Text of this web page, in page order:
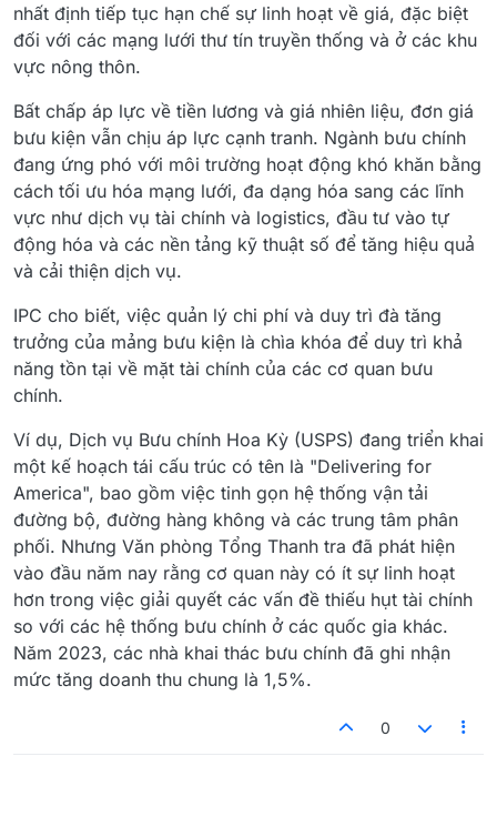
nhất định tiếp tục hạn chế sự linh hoạt về giá, đặc biệt
đối với các mạng lưới thư tín truyền thống và ở các khu
vực nông thôn.
Bất chấp áp lực về tiền lương và giá nhiên liệu, đơn giá
bưu kiện vẫn chịu áp lực cạnh tranh. Ngành bưu chính
đang ứng phó với môi trường hoạt động khó khăn bằng
cách tối ưu hóa mạng lưới, đa dạng hóa sang các lĩnh
vực như dịch vụ tài chính và logistics, đầu tư vào tự
động hóa và các nền tảng kỹ thuật số để tăng hiệu quả
và cải thiện dịch vụ.
IPC cho biết, việc quản lý chi phí và duy trì đà tăng
trưởng của mảng bưu kiện là chìa khóa để duy trì khả
năng tồn tại về mặt tài chính của các cơ quan bưu
chính.
Ví dụ, Dịch vụ Bưu chính Hoa Kỳ (USPS) đang triển khai
một kế hoạch tái cấu trúc có tên là "Delivering for
America", bao gồm việc tinh gọn hệ thống vận tải
đường bộ, đường hàng không và các trung tâm phân
phối. Nhưng Văn phòng Tổng Thanh tra đã phát hiện
vào đầu năm nay rằng cơ quan này có ít sự linh hoạt
hơn trong việc giải quyết các vấn đề thiếu hụt tài chính
so với các hệ thống bưu chính ở các quốc gia khác.
Năm 2023, các nhà khai thác bưu chính đã ghi nhận
mức tăng doanh thu chung là 1,5%.
0